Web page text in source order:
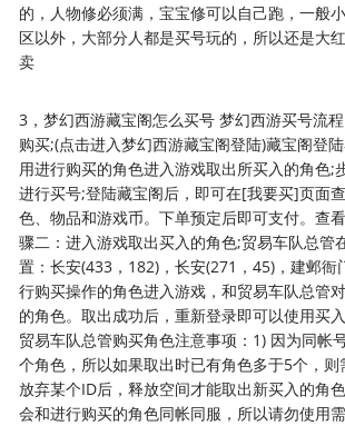
的，人物修必须满，宝宝修可以自己跑，一般
区以外，大部分人都是买号玩的，所以还是大
卖
3，梦幻西游藏宝阁怎么买号 梦幻西游买号流
购买;(点击进入梦幻西游藏宝阁登陆)藏宝阁登
用进行购买的角色进入游戏取出所买入的角色;
进行买号;登陆藏宝阁后，即可在[我要买]页面
色、物品和游戏币。下单预定后即可支付。查
骤二：进入游戏取出买入的角色;贸易车队总管
置：长安(433，182)，长安(271，45)，建邺衙
行购买操作的角色进入游戏，和贸易车队总管
的角色。取出成功后，重新登录即可以使用买
贸易车队总管购买角色注意事项：1) 因为同帐
个角色，所以如果取出时已有角色多于5个，
放弃某个ID后，释放空间才能取出新买入的角
会和进行购买的角色同帐同服，所以请勿使用